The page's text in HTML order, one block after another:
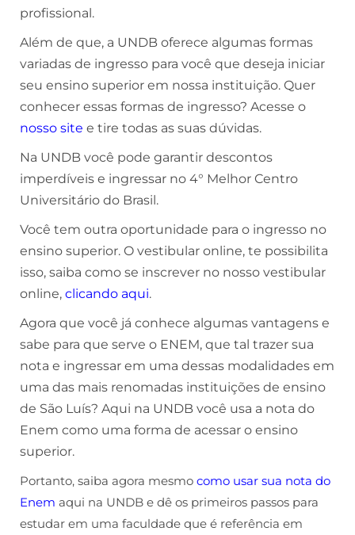
profissional.
Além de que, a UNDB oferece algumas formas
variadas de ingresso para você que deseja iniciar
seu ensino superior em nossa instituição. Quer
conhecer essas formas de ingresso? Acesse o
nosso site e tire todas as suas dúvidas.
Na UNDB você pode garantir descontos
imperdíveis e ingressar no 4° Melhor Centro
Universitário do Brasil.
Você tem outra oportunidade para o ingresso no
ensino superior. O vestibular online, te possibilita
isso, saiba como se inscrever no nosso vestibular
online, clicando aqui.
Agora que você já conhece algumas vantagens e
sabe para que serve o ENEM, que tal trazer sua
nota e ingressar em uma dessas modalidades em
uma das mais renomadas instituições de ensino
de São Luís? Aqui na UNDB você usa a nota do
Enem como uma forma de acessar o ensino
superior.
Portanto, saiba agora mesmo como usar sua nota do
Enem aqui na UNDB e dê os primeiros passos para
estudar em uma faculdade que é referência em